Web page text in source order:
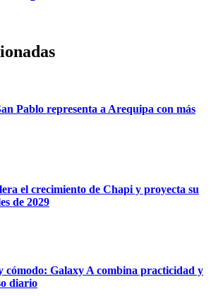
Pablo representa a Arequipa con más
el crecimiento de Chapi y proyecta su
de 2029
cómodo: Galaxy A combina practicidad y
diario